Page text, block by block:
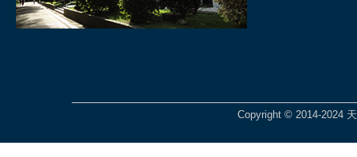
Copyright © 2014-2024